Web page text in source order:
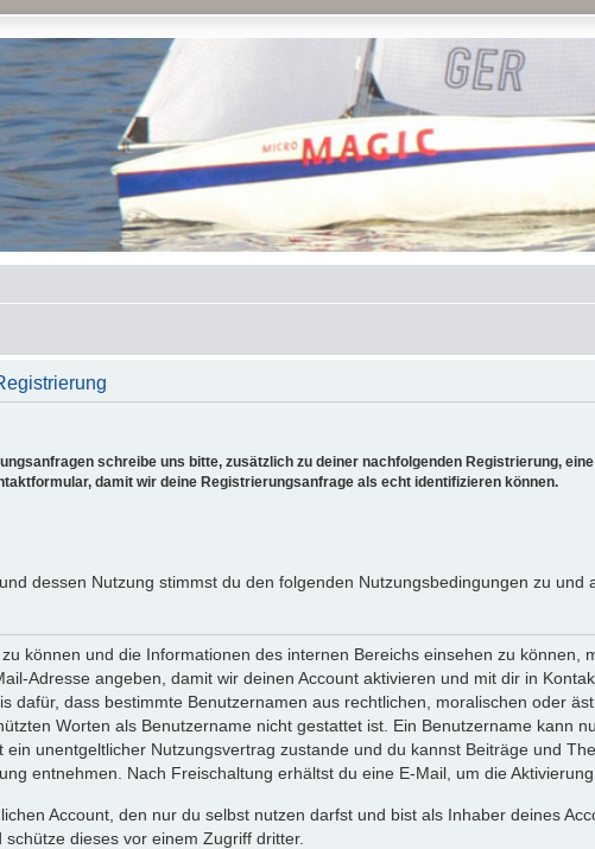
schreibe uns bitte, zusätzlich zu deiner nachfolgenden Registrierung,
damit wir deine Registrierungsanfrage als echt identifizieren können.
dessen Nutzung stimmst du den folgenden Nutzungsbedingungen zu und
können und die Informationen des internen Bereichs einsehen zu können,
Adresse angeben, damit wir deinen Account aktivieren und mit dir in
dafür, dass bestimmte Benutzernamen aus rechtlichen, moralischen oder
Worten als Benutzername nicht gestattet ist. Ein Benutzername kann
unentgeltlicher Nutzungsvertrag zustande und du kannst Beiträge und
entnehmen. Nach Freischaltung erhältst du eine E-Mail, um die
Account, den nur du selbst nutzen darfst und bist als Inhaber deines
dieses vor einem Zugriff dritter.